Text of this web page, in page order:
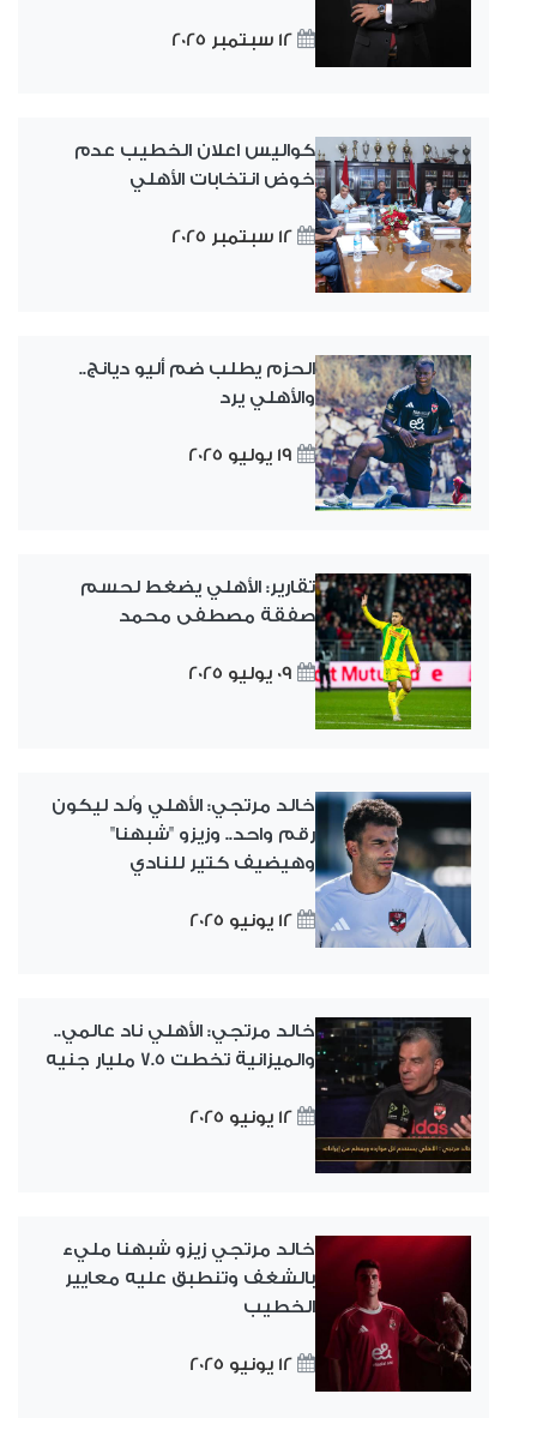
12 سبتمبر 2025
كواليس اعلان الخطيب عدم
خوض انتخابات الأهلي
12 سبتمبر 2025
الحزم يطلب ضم أليو ديانج..
والأهلي يرد
19 يوليو 2025
تقارير: الأهلي يضغط لحسم
صفقة مصطفى محمد
09 يوليو 2025
خالد مرتجي: الأهلي وُلد ليكون
رقم واحد.. وزيزو "شبهنا"
وهيضيف كتير للنادي
12 يونيو 2025
خالد مرتجي: الأهلي ناد عالمي..
والميزانية تخطت 7.5 مليار جنيه
12 يونيو 2025
خالد مرتجي زيزو شبهنا مليء
بالشغف وتنطبق عليه معايير
الخطيب
12 يونيو 2025